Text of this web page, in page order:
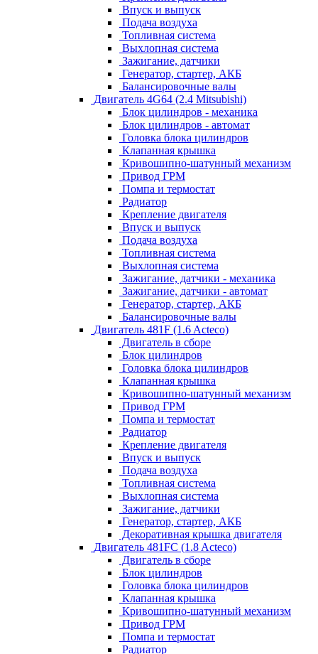
Впуск и выпуск
Подача воздуха
Топливная система
Выхлопная система
Зажигание, датчики
Генератор, стартер, АКБ
Балансировочные валы
Двигатель 4G64 (2.4 Mitsubishi)
Блок цилиндров - механика
Блок цилиндров - автомат
Головка блока цилиндров
Клапанная крышка
Кривошипно-шатунный механизм
Привод ГРМ
Помпа и термостат
Радиатор
Крепление двигателя
Впуск и выпуск
Подача воздуха
Топливная система
Выхлопная система
Зажигание, датчики - механика
Зажигание, датчики - автомат
Генератор, стартер, АКБ
Балансировочные валы
Двигатель 481F (1.6 Acteco)
Двигатель в сборе
Блок цилиндров
Головка блока цилиндров
Клапанная крышка
Кривошипно-шатунный механизм
Привод ГРМ
Помпа и термостат
Радиатор
Крепление двигателя
Впуск и выпуск
Подача воздуха
Топливная система
Выхлопная система
Зажигание, датчики
Генератор, стартер, АКБ
Декоративная крышка двигателя
Двигатель 481FC (1.8 Acteco)
Двигатель в сборе
Блок цилиндров
Головка блока цилиндров
Клапанная крышка
Кривошипно-шатунный механизм
Привод ГРМ
Помпа и термостат
Радиатор